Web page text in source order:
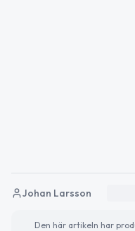
Johan Larsson
Den här artikeln har